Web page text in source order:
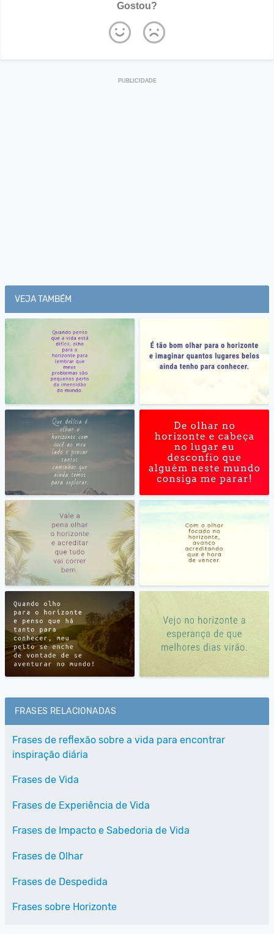
Gostou?
VEJA TAMBÉM
FRASES RELACIONADAS
Frases de reflexão sobre a vida para encontrar
inspiração diária
Frases de Vida
Frases de Experiência de Vida
Frases de Impacto e Sabedoria de Vida
Frases de Olhar
Frases de Despedida
Frases sobre Horizonte